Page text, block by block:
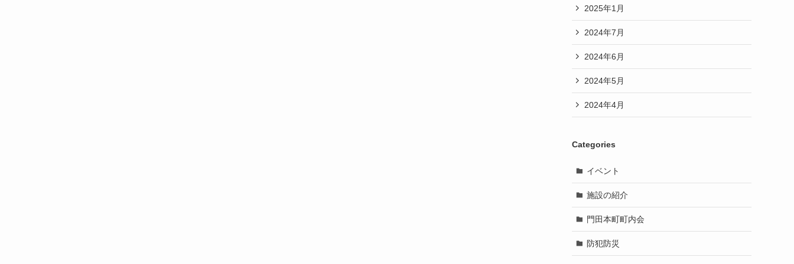
2025年1月
2024年7月
2024年6月
2024年5月
2024年4月
Categories
イベント
施設の紹介
門田本町町内会
防犯防災